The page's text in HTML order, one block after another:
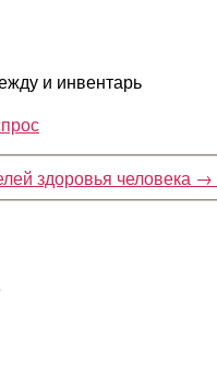
и инвентарь
здоровья человека →